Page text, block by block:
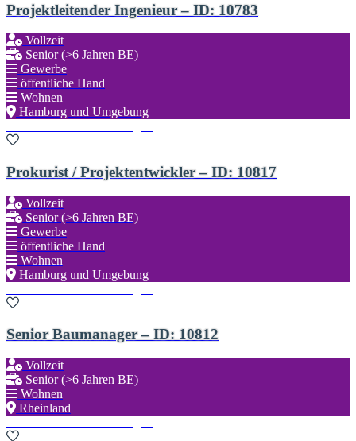
Projektleitender Ingenieur – ID: 10783
Vollzeit
Senior (>6 Jahren BE)
Gewerbe
öffentliche Hand
Wohnen
Hamburg und Umgebung
Prokurist / Projektentwickler – ID: 10817
Vollzeit
Senior (>6 Jahren BE)
Gewerbe
öffentliche Hand
Wohnen
Hamburg und Umgebung
Senior Baumanager – ID: 10812
Vollzeit
Senior (>6 Jahren BE)
Wohnen
Rheinland